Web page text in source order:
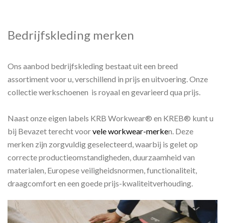
Bedrijfskleding merken
Ons aanbod bedrijfskleding bestaat uit een breed
assortiment voor u, verschillend in prijs en uitvoering. Onze
collectie werkschoenen is royaal en gevarieerd qua prijs.
Naast onze eigen labels KRB Workwear® en KREB® kunt u
bij Bevazet terecht voorvele workwear-merken. Deze
merken zijn zorgvuldig geselecteerd, waarbij is gelet op
correcte productieomstandigheden, duurzaamheid van
materialen, Europese veiligheidsnormen, functionaliteit,
draagcomfort en een goede prijs-kwaliteitverhouding.